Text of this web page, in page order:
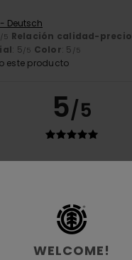
Deutsch
/5 Relación calidad-precio
: 5/5 Color: 5 /5
este producto
5/5
Relación calidad-precio
Color: 4/5
este producto
WELCOME!